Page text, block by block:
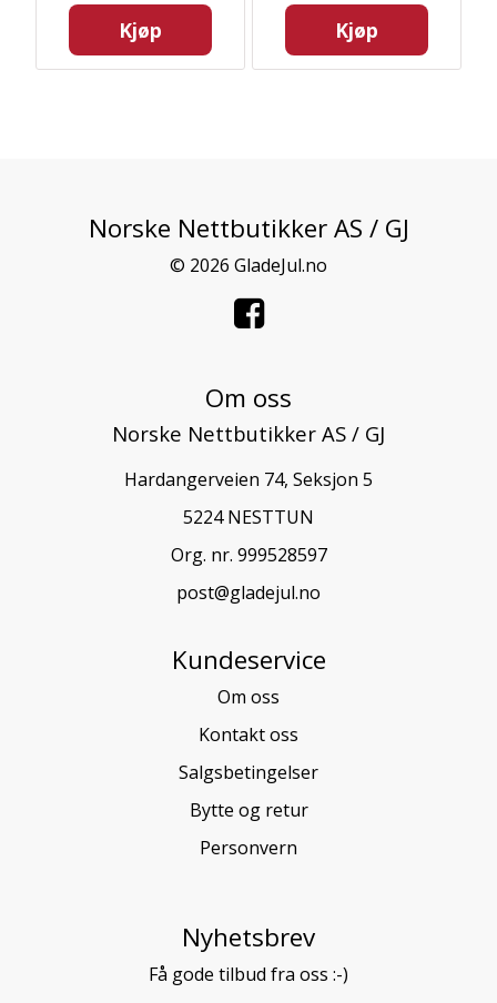
Kjøp
Kjøp
Norske Nettbutikker AS / GJ
© 2026 GladeJul.no
Om oss
Norske Nettbutikker AS / GJ
Hardangerveien 74, Seksjon 5
5224 NESTTUN
Org. nr. 999528597
post@gladejul.no
Kundeservice
Om oss
Kontakt oss
Salgsbetingelser
Bytte og retur
Personvern
Nyhetsbrev
Få gode tilbud fra oss :-)